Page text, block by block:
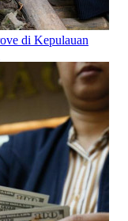
di Kepulauan